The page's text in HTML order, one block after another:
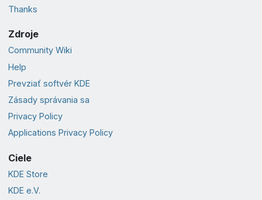
Thanks
Zdroje
Community Wiki
Help
Prevziať softvér KDE
Zásady správania sa
Privacy Policy
Applications Privacy Policy
Ciele
KDE Store
KDE e.V.